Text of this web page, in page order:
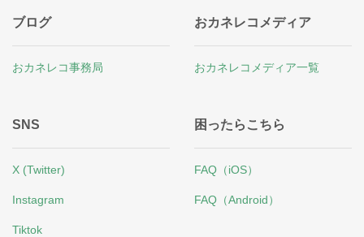
ブログ
おカネレコ事務局
おカネレコメディア
おカネレコメディア一覧
SNS
X (Twitter)
Instagram
Tiktok
困ったらこちら
FAQ（iOS）
FAQ（Android）